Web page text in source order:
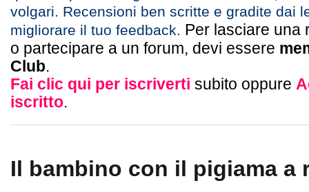
volgari. Recensioni ben scritte e gradite dai
migliorare il tuo feedback. Per lasciare una
o partecipare a un forum, devi essere
Club.
Fai clic qui per iscriverti subito oppure
iscritto.
Il bambino con il pigiama a